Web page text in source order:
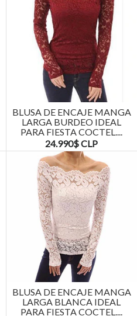
BLUSA DE ENCAJE MANGA
LARGA BURDEO IDEAL
PARA FIESTA COCTEL....
24.990$ CLP
BLUSA DE ENCAJE MANGA
LARGA BLANCA IDEAL
PARA FIESTA COCTEL....